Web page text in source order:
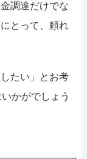
調達だけでな
とって、頼れ
たい」とお考
かがでしょう